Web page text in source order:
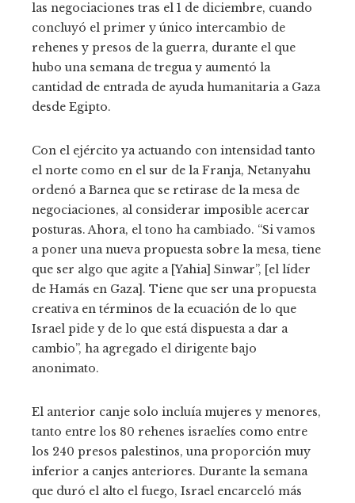
las negociaciones tras el 1 de diciembre, cuando
concluyó el primer y único intercambio de
rehenes y presos de la guerra, durante el que
hubo una semana de tregua y aumentó la
cantidad de entrada de ayuda humanitaria a Gaza
desde Egipto.
Con el ejército ya actuando con intensidad tanto
el norte como en el sur de la Franja, Netanyahu
ordenó a Barnea que se retirase de la mesa de
negociaciones, al considerar imposible acercar
posturas. Ahora, el tono ha cambiado. “Si vamos
a poner una nueva propuesta sobre la mesa, tiene
que ser algo que agite a [Yahia] Sinwar”, [el líder
de Hamás en Gaza]. Tiene que ser una propuesta
creativa en términos de la ecuación de lo que
Israel pide y de lo que está dispuesta a dar a
cambio”, ha agregado el dirigente bajo
anonimato.
El anterior canje solo incluía mujeres y menores,
tanto entre los 80 rehenes israelíes como entre
los 240 presos palestinos, una proporción muy
inferior a canjes anteriores. Durante la semana
que duró el alto el fuego, Israel encarceló más